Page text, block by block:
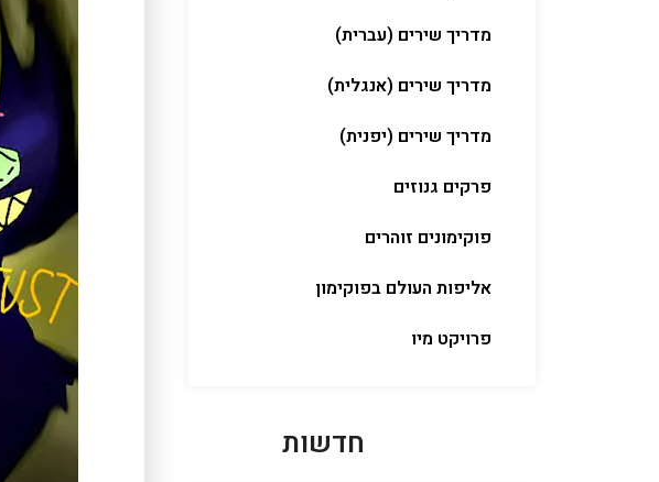
מדריך שירים (עברית)
מדריך שירים (אנגלית)
מדריך שירים (יפנית)
פרקים גנוזים
פוקימונים זוהרים
אליפות העולם בפוקימון
פרויקט מיו
חדשות